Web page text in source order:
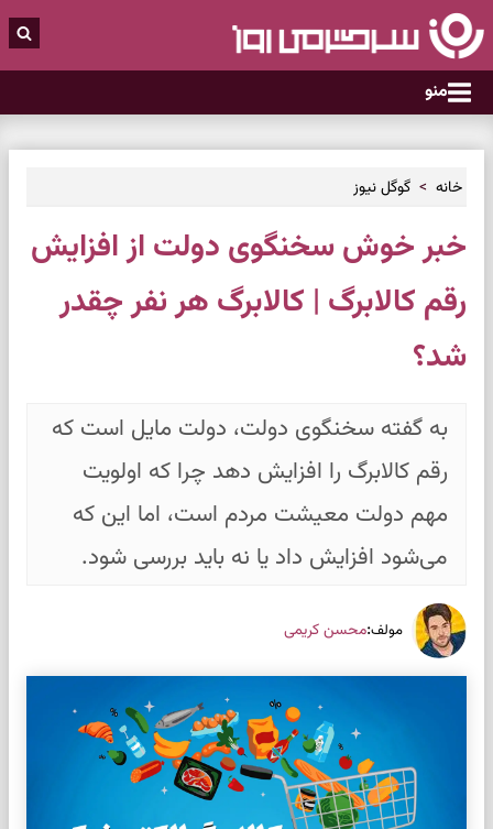
منو
خانه گوگل نیوز
خبر خوش سخنگوی دولت از افزایش
رقم کالابرگ | کالابرگ هر نفر چقدر
شد؟
به گفته سخنگوی دولت، دولت مایل است که
رقم کالابرگ را افزایش دهد چرا که اولویت
مهم دولت معیشت مردم است، اما این که
می‌شود افزایش داد یا نه باید بررسی شود.
مولف:محسن کریمی